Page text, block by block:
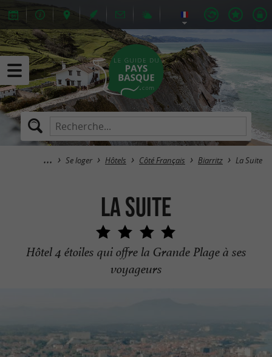
Se loger Hôtels Côté Français Biarritz La Suite
La Suite
Hôtel 4 étoiles qui offre la Grande Plage à ses
voyageurs